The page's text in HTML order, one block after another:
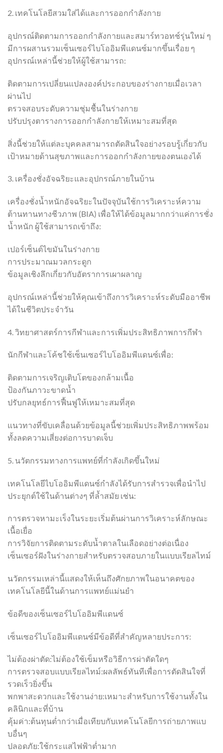
2. เทคโนโลยีสวมใส่ได้และการออกกำลังกาย
อุปกรณ์ติดตามการออกกำลังกายและสมาร์ทวอทช์รุ่นใหม่ ๆ
มีการผสานรวมเซ็นเซอร์ไบโออิมพีแดนซ์มากขึ้นเรื่อย ๆ
อุปกรณ์เหล่านี้ช่วยให้ผู้ใช้สามารถ:
ติดตามการเปลี่ยนแปลงองค์ประกอบของร่างกายเมื่อเวลา
ผ่านไป
ตรวจสอบระดับความชุ่มชื้นในร่างกาย
ปรับปรุงตารางการออกกำลังกายให้เหมาะสมที่สุด
สิ่งนี้ช่วยให้แต่ละบุคคลสามารถตัดสินใจอย่างรอบรู้เกี่ยวกับ
เป้าหมายด้านสุขภาพและการออกกำลังกายของตนเองได้
3. เครื่องชั่งอัจฉริยะและอุปกรณ์ภายในบ้าน
เครื่องชั่งน้ำหนักอัจฉริยะในปัจจุบันใช้การวิเคราะห์ความ
ต้านทานทางชีวภาพ (BIA) เพื่อให้ได้ข้อมูลมากกว่าแค่การชั่ง
น้ำหนัก ผู้ใช้สามารถเข้าถึง:
เปอร์เซ็นต์ไขมันในร่างกาย
การประมาณมวลกระดูก
ข้อมูลเชิงลึกเกี่ยวกับอัตราการเผาผลาญ
อุปกรณ์เหล่านี้ช่วยให้คุณเข้าถึงการวิเคราะห์ระดับมืออาชีพ
ได้ในชีวิตประจำวัน
4. วิทยาศาสตร์การกีฬาและการเพิ่มประสิทธิภาพการกีฬา
นักกีฬาและโค้ชใช้เซ็นเซอร์ไบโออิมพีแดนซ์เพื่อ:
ติดตามการเจริญเติบโตของกล้ามเนื้อ
ป้องกันภาวะขาดน้ำ
ปรับกลยุทธ์การฟื้นฟูให้เหมาะสมที่สุด
แนวทางที่ขับเคลื่อนด้วยข้อมูลนี้ช่วยเพิ่มประสิทธิภาพพร้อม
ทั้งลดความเสี่ยงต่อการบาดเจ็บ
5. นวัตกรรมทางการแพทย์ที่กำลังเกิดขึ้นใหม่
เทคโนโลยีไบโออิมพีแดนซ์กำลังได้รับการสำรวจเพื่อนำไป
ประยุกต์ใช้ในด้านต่างๆ ที่ล้ำสมัย เช่น:
การตรวจหามะเร็งในระยะเริ่มต้นผ่านการวิเคราะห์ลักษณะ
เนื้อเยื่อ
การวิจัยการติดตามระดับน้ำตาลในเลือดอย่างต่อเนื่อง
เซ็นเซอร์ฝังในร่างกายสำหรับตรวจสอบภายในแบบเรียลไทม์
นวัตกรรมเหล่านี้แสดงให้เห็นถึงศักยภาพในอนาคตของ
เทคโนโลยีนี้ในด้านการแพทย์แม่นยำ
ข้อดีของเซ็นเซอร์ไบโออิมพีแดนซ์
เซ็นเซอร์ไบโออิมพีแดนซ์มีข้อดีที่สำคัญหลายประการ:
ไม่ต้องผ่าตัด:ไม่ต้องใช้เข็มหรือวิธีการผ่าตัดใดๆ
การตรวจสอบแบบเรียลไทม์:ผลลัพธ์ทันทีเพื่อการตัดสินใจที่
รวดเร็วยิ่งขึ้น
พกพาสะดวกและใช้งานง่าย:เหมาะสำหรับการใช้งานทั้งใน
คลินิกและที่บ้าน
คุ้มค่า:ต้นทุนต่ำกว่าเมื่อเทียบกับเทคโนโลยีการถ่ายภาพแบ
บอื่นๆ
ปลอดภัย:ใช้กระแสไฟฟ้าต่ำมาก